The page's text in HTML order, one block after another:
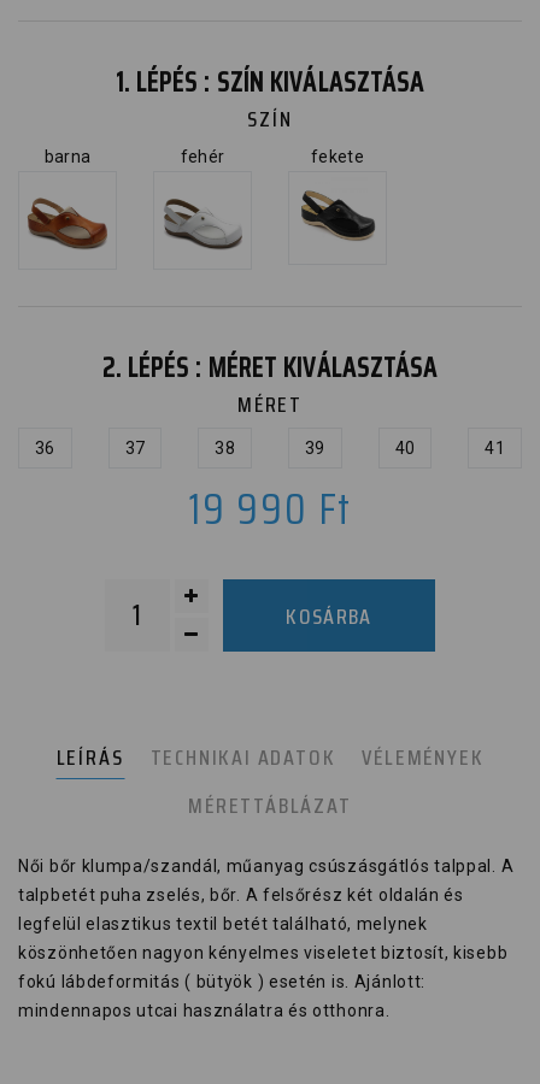
1. LÉPÉS : SZÍN KIVÁLASZTÁSA
SZÍN
barna fehér fekete
2. LÉPÉS : MÉRET KIVÁLASZTÁSA
MÉRET
36 37 38 39 40 41
19 990 Ft
KOSÁRBA
LEÍRÁS TECHNIKAI ADATOK
VÉLEMÉNYEK
MÉRETTÁBLÁZAT
Női bőr klumpa/szandál, műanyag csúszásgátlós talppal. A
talpbetét puha zselés, bőr. A felsőrész két oldalán és
legfelül elasztikus textil betét található, melynek
köszönhetően nagyon kényelmes viseletet biztosít, kisebb
fokú lábdeformitás ( bütyök ) esetén is. Ajánlott:
mindennapos utcai használatra és otthonra.